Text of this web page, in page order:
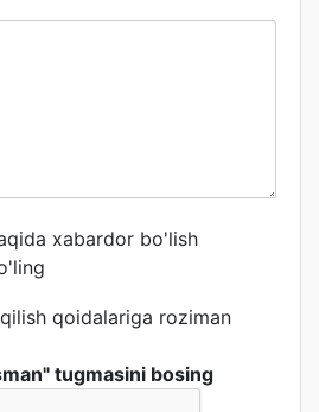
xabardor bo'lish
qoidalariga roziman
tugmasini bosing